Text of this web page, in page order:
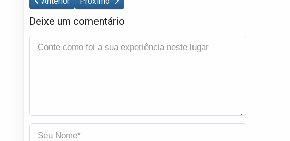
Deixe um comentário